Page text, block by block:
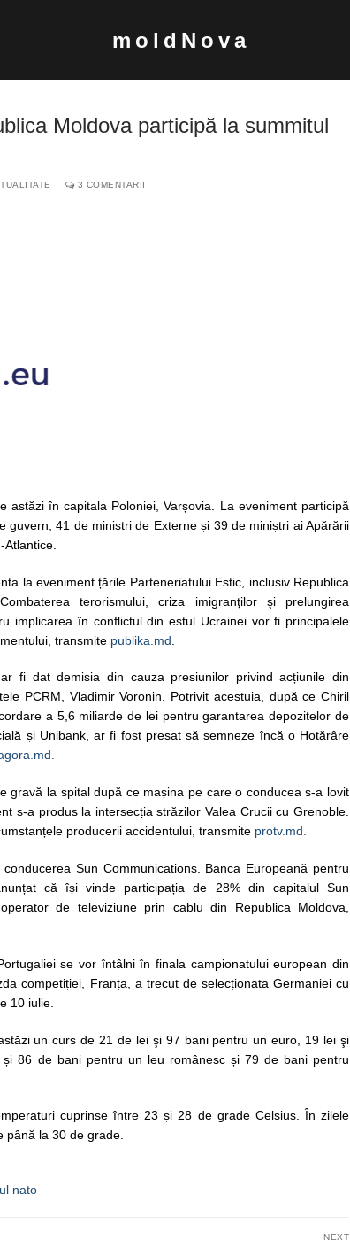
moldNova
Moldova participă la summitul
3 COMENTARII
astăzi în capitala Poloniei, Varșovia. La eveniment participă
guvern, 41 de miniștri de Externe și 39 de miniștri ai Apărării
la eveniment țările Parteneriatului Estic, inclusiv Republica
terorismului, criza imigranţilor şi prelungirea
implicarea în conflictul din estul Ucrainei vor fi principalele
transmite publika.md
fi dat demisia din cauza presiunilor privind acțiunile din
PCRM, Vladimir Voronin. Potrivit acestuia, după ce Chiril
a 5,6 miliarde de lei pentru garantarea depozitelor de
și Unibank, ar fi fost presat să semneze încă o Hotărâre
gravă la spital după ce mașina pe care o conducea s-a lovit
s-a produs la intersecția străzilor Valea Crucii cu Grenoble.
producerii accidentului, transmite protv.md.
Sun Communications. Banca Europeană pentru
că își vinde participația de 28% din capitalul Sun
de televiziune prin cablu din Republica Moldova,
se vor întâlni în finala campionatului european din
competiției, Franța, a trecut de selecționata Germaniei cu
10 iulie.
un curs de 21 de lei şi 97 bani pentru un euro, 19 lei şi
86 de bani pentru un leu românesc și 79 de bani pentru
cuprinse între 23 și 28 de grade Celsius. În zilele
până la 30 de grade.
nato
NEXT